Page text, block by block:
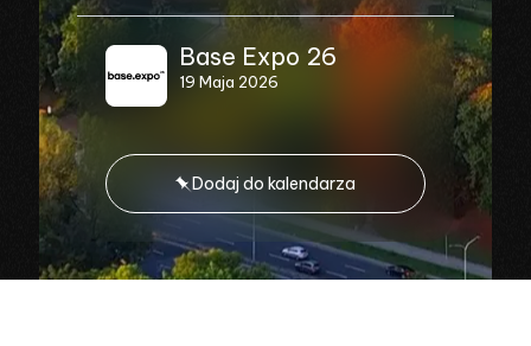
Base Expo 26
19 Maja 2026
Dodaj do kalendarza